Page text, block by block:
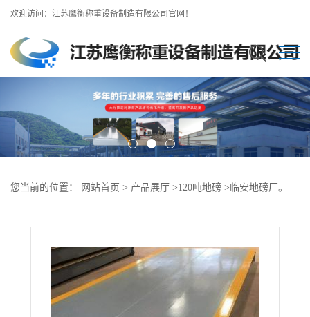
欢迎访问：江苏鹰衡称重设备制造有限公司官网！
您当前的位置： 网站首页 > 产品展厅 >120吨地磅 >临安地磅厂。